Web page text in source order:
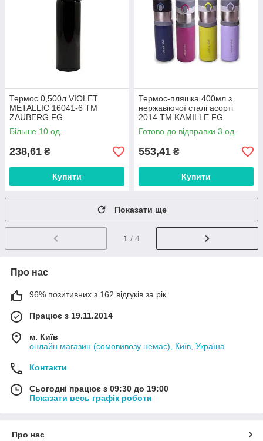
Термос 0,500л VIOLET
METALLIC 16041-6 ТМ
ZAUBERG FG
Більше 10 од.
238,61 ₴
Купити
Термос-пляшка 400мл з
нержавіючої сталі асорті
2014 ТМ KAMILLE FG
Готово до відправки 3 од.
553,41 ₴
Купити
Показати ще
1 / 4
Про нас
96% позитивних з 162 відгуків за рік
Працює з 19.11.2014
м. Київ
онлайн магазин (сомовивозу немає), Київ, Україна
Контакти
Сьогодні працює з 09:30 до 19:00
Показати весь графік роботи
Про нас